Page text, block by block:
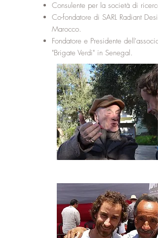
Consulente per la società di
Co-fondatore di SARL Radiant
Marocco.
Fondatore e Presidente
"Brigate Verdi" in Senegal.